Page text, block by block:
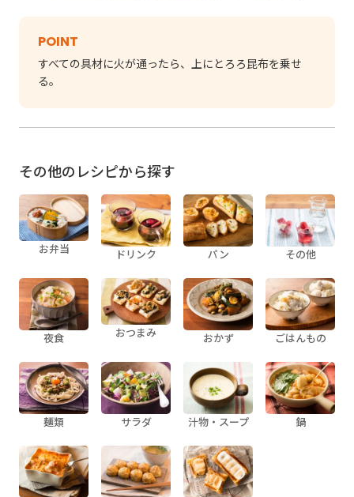
POINT
すべての具材に火が通ったら、上にとろろ昆布を乗せ
る。
その他のレシピから探す
お弁当 ドリンク パン その他
夜食 おつまみ おかず ごはんもの
麺類 サラダ 汁物・スープ 鍋